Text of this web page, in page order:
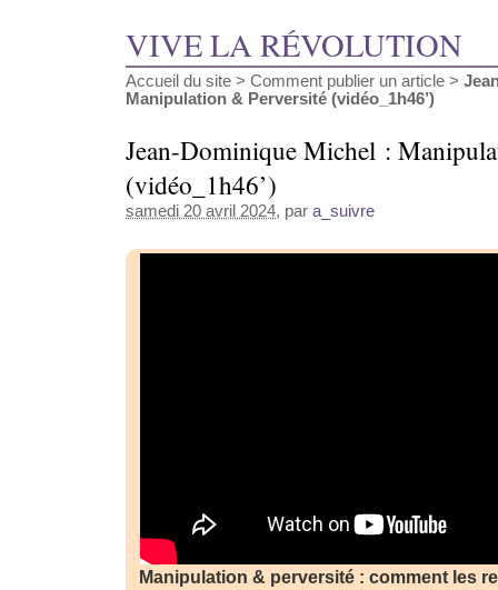
VIVE LA RÉVOLUTION
Accueil du site > Comment publier un article >
Manipulation & Perversité (vidéo_1h46’)
Jean-Dominique Michel :
(vidéo_1h46’)
samedi 20 avril 2024, par a_suivre
Manipulation & perversité : comment les